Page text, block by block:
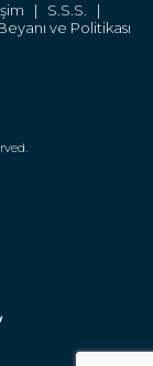
| S.S.S. |
ve Politikası